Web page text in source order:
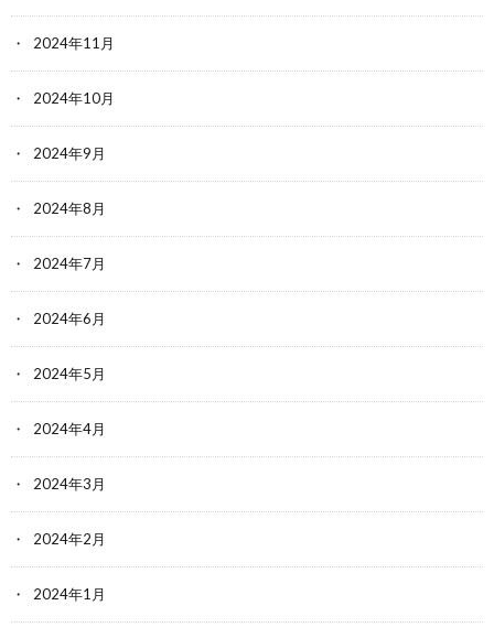
2024年11月
2024年10月
2024年9月
2024年8月
2024年7月
2024年6月
2024年5月
2024年4月
2024年3月
2024年2月
2024年1月